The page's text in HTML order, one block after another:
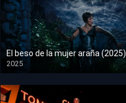
El beso de la mujer araña (2025)
2025
HD 1080p